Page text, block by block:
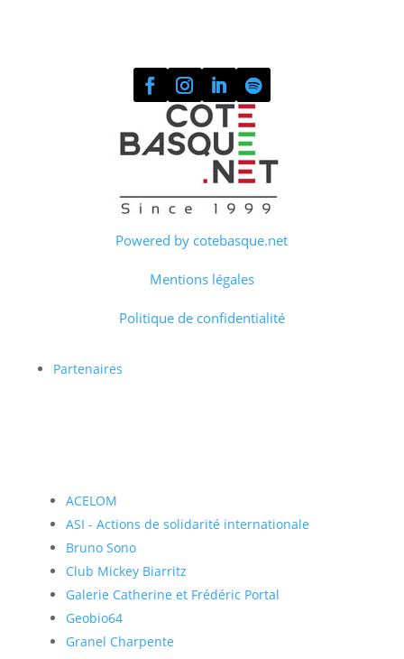
Powered by cotebasque.net
Mentions légales
Politique de confidentialité
Partenaires
ACELOM
ASI - Actions de solidarité internationale
Bruno Sono
Club Mickey Biarritz
Galerie Catherine et Frédéric Portal
Geobio64
Granel Charpente